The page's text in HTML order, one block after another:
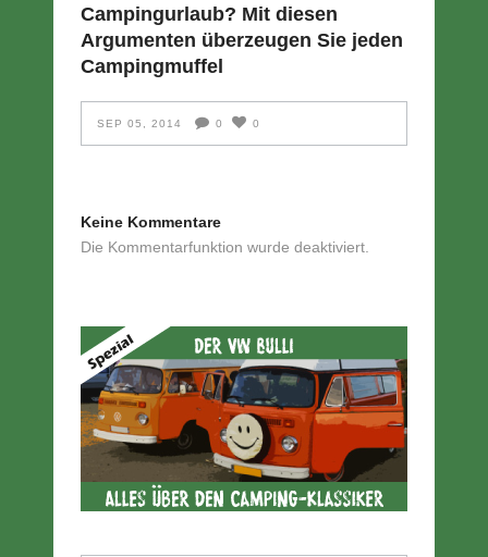
Campingurlaub? Mit diesen
Argumenten überzeugen Sie jeden
Campingmuffel
SEP 05, 2014 0 0
Keine Kommentare
Die Kommentarfunktion wurde deaktiviert.